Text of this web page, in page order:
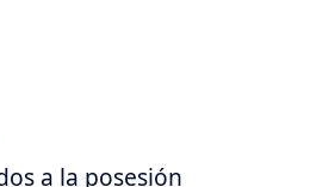
a la posesión